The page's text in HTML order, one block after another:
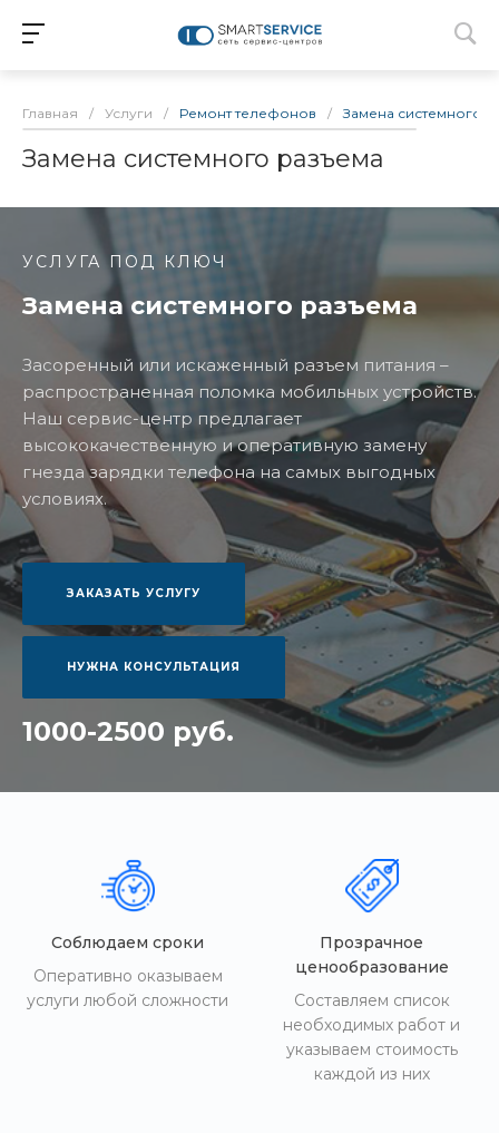
Главная / Услуги / Ремонт телефонов / Замена системного
Замена системного разъема
УСЛУГА ПОД КЛЮЧ
Замена системного разъема
Засоренный или искаженный разъем питания –
распространенная поломка мобильных устройств.
Наш сервис-центр предлагает
высококачественную и оперативную замену
гнезда зарядки телефона на самых выгодных
условиях.
ЗАКАЗАТЬ УСЛУГУ
НУЖНА КОНСУЛЬТАЦИЯ
1000-2500 руб.
Соблюдаем сроки
Оперативно оказываем
услуги любой сложности
Прозрачное
ценообразование
Составляем список
необходимых работ и
указываем стоимость
каждой из них